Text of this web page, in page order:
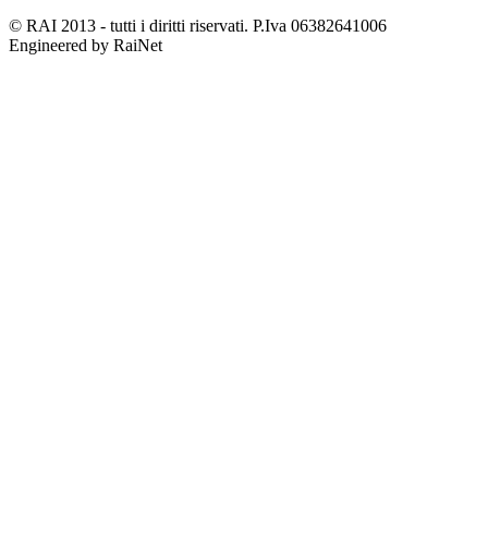
© RAI 2013 - tutti i diritti riservati. P.Iva 06382641006
Engineered by RaiNet